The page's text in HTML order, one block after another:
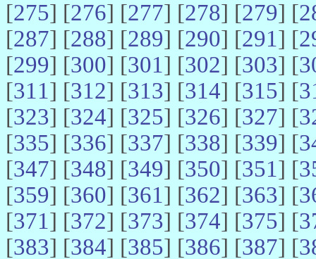
[275] [276] [277] [278] [279] [
[287] [288] [289] [290] [291] [
[299] [300] [301] [302] [303] [
[311] [312] [313] [314] [315] [
[323] [324] [325] [326] [327] [
[335] [336] [337] [338] [339] [
[347] [348] [349] [350] [351] [
[359] [360] [361] [362] [363] [
[371] [372] [373] [374] [375] [
[383] [384] [385] [386] [387] [